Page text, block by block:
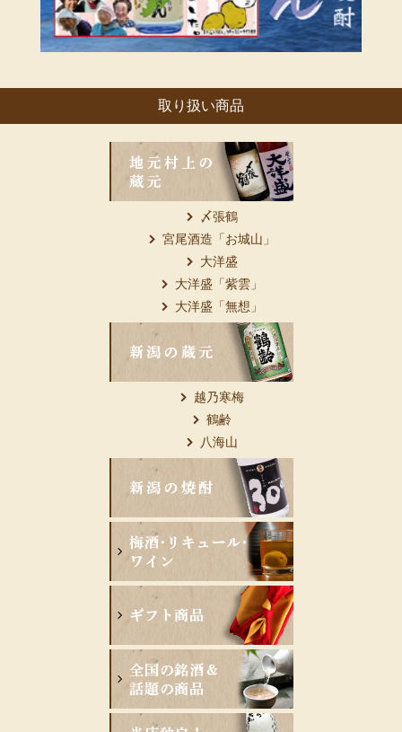
取り扱い商品
〆張鶴
宮尾酒造「お城山」
大洋盛
大洋盛「紫雲」
大洋盛「無想」
越乃寒梅
鶴齢
八海山